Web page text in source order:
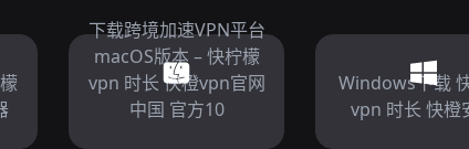
下载跨境加速VPN平台
macOS版本 – 快柠檬
vpn 时长 快橙vpn官网
中国 官方10
Windows下载
vpn 时长 快橙